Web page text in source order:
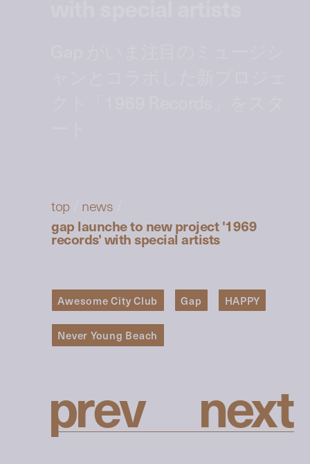
top/ news
gap launche to new project '1969
records' with special artists
Awesome City Club Gap HAPPY
Never Young Beach
prev next